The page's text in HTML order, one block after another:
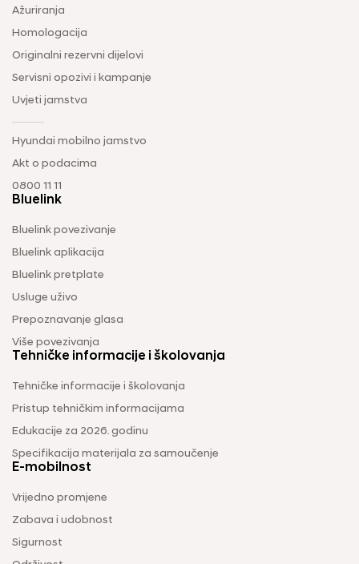
Ažuriranja
Homologacija
Originalni rezervni dijelovi
Servisni opozivi i kampanje
Uvjeti jamstva
Hyundai mobilno jamstvo
Akt o podacima
0800 11 11
Bluelink
Bluelink povezivanje
Bluelink aplikacija
Bluelink pretplate
Usluge uživo
Prepoznavanje glasa
Više povezivanja
Tehničke informacije i školovanja
Tehničke informacije i školovanja
Pristup tehničkim informacijama
Edukacije za 2026. godinu
Specifikacija materijala za samoučenje
E-mobilnost
Vrijedno promjene
Zabava i udobnost
Sigurnost